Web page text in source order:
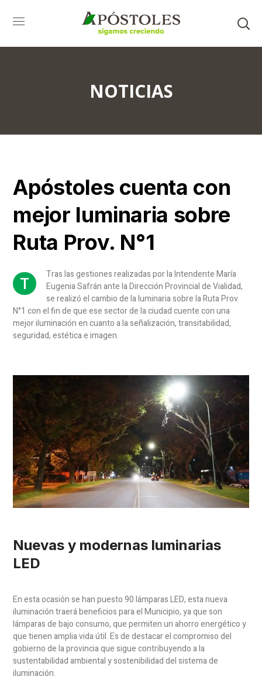
NOTICIAS
Apóstoles cuenta con
mejor luminaria sobre
Ruta Prov. N°1
T
Tras las gestiones realizadas por la Intendente María
Eugenia Safrán ante la Dirección Provincial de Vialidad,
se realizó el cambio de la luminaria sobre la Ruta Prov.
N°1 con el fin de que ese sector de la ciudad cuente con una
mejor iluminación en cuanto a la señalización, transitabilidad,
seguridad, estética e imagen.
Nuevas y modernas luminarias
LED
En esta ocasión se han puesto 90 lámparas LED, esta nueva
iluminación traerá beneficios para el Municipio, ya que son
lámparas de bajo consumo, que permiten un ahorro energético y
que tienen amplia vida útil. Es de destacar el compromiso del
gobierno de la provincia que sigue contribuyendo a la
sustentabilidad ambiental y sostenibilidad del sistema de
iluminación.